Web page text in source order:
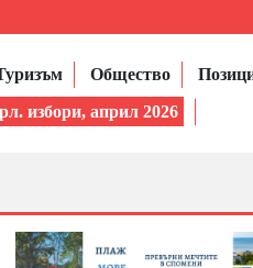
Общество
избори, април 2026